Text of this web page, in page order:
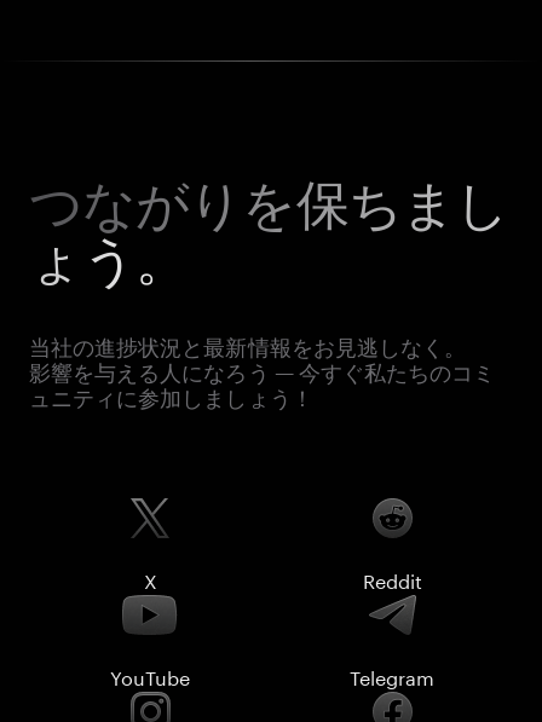
つながりを保ちまし
ょう。
当社の進捗状況と最新情報をお見逃しなく。
影響を与える人になろう — 今すぐ私たちのコミ
ュニティに参加しましょう！
X Reddit
YouTube Telegram